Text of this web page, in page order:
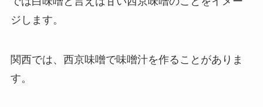
ジします。
関西では、西京味噌で味噌汁を作ることがありま
す。